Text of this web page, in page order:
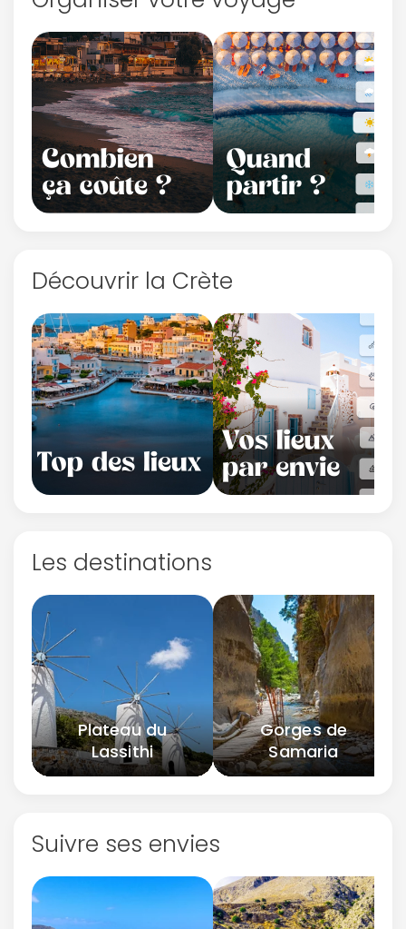
Découvrir la Crète
Les destinations
Plateau du
Lassithi
Gorges de
Samaria
Suivre ses envies